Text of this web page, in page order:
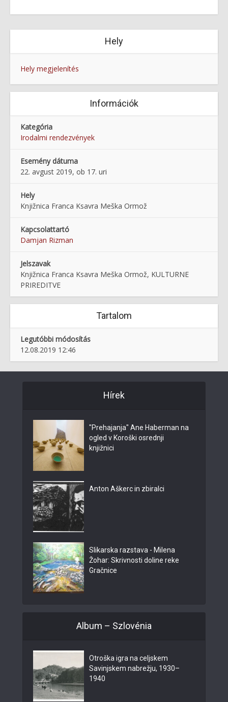
Hely
Hely megjelenítés
Információk
Kategória
Irodalmi rendezvények
Esemény dátuma
22. avgust 2019, ob 17. uri
Hely
Knjižnica Franca Ksavra Meška Ormož
Kapcsolattartó
Damjan Rizman
Jelszavak
Knjižnica Franca Ksavra Meška Ormož, KULTURNE
PRIREDITVE
Tartalom
Legutóbbi módosítás
12.08.2019 12:46
Hírek
"Prehajanja" Ane Haberman na
ogled v Koroški osrednji
knjižnici
Anton Aškerc in zbiralci
Slikarska razstava - Milena
Žohar: Skrivnosti doline reke
Gračnice
Album – Szlovénia
Otroška igra na celjskem
Savinjskem nabrežju, 1930–
1940